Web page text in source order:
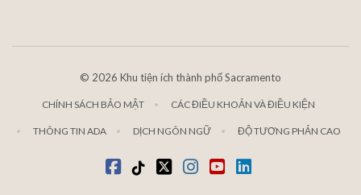
© 2026 Khu tiện ích thành phố Sacramento
CHÍNH SÁCH BẢO MẬT CÁC ĐIỀU KHOẢN VÀ ĐIỀU KIỆN
THÔNG TIN ADA DỊCH NGÔN NGỮ ĐỘ TƯƠNG PHẢN CAO
Facebook
TiktokTwitterInstagram
youtubeLinkedIn